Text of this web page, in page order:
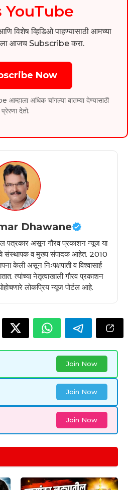
YouTube
विशेष व्हिडिओ पाहण्यासाठी आमच्या
आजच Subscribe करा.
Now
अधिक चांगल्या बातम्या देण्यासाठी
प्रेरणा देतो.
Dhawane
पत्रकार असून गौरव प्रकाशन न्यूज या
संस्थापक व मुख्य संपादक आहेत. 2010
केली असून निःपक्षपाती व विश्वासार्ह
त्यांच्या नेतृत्वाखाली गौरव प्रकाशन
लोकप्रिय न्यूज पोर्टल आहे.
Join Now
Join Now
Join Now